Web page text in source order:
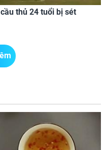
thủ 24 tuổi bị sét